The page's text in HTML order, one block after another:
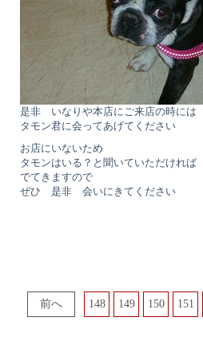
是非 いなりや本店にご来店の時には
タモン君に会ってあげてください
お店にいないため
タモンはいる？と聞いていただければ
でてきますので
ぜひ 是非 会いにきてください
148 149 150 151